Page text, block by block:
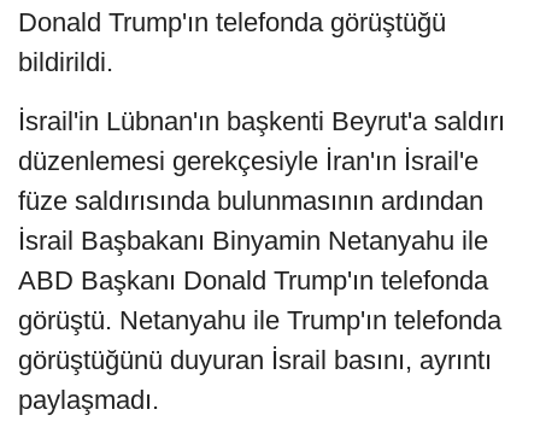
Donald Trump'ın telefonda görüştüğü
bildirildi.
İsrail'in Lübnan'ın başkenti Beyrut'a saldırı
düzenlemesi gerekçesiyle İran'ın İsrail'e
füze saldırısında bulunmasının ardından
İsrail Başbakanı Binyamin Netanyahu ile
ABD Başkanı Donald Trump'ın telefonda
görüştü. Netanyahu ile Trump'ın telefonda
görüştüğünü duyuran İsrail basını, ayrıntı
paylaşmadı.